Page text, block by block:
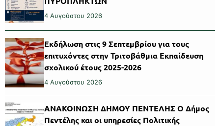
4 Αυγούστου 2026
Εκδήλωση στις 9 Σεπτεμβρίου για τους
επιτυχόντες στην Τριτοβάθμια Εκπαίδευση
σχολικού έτους 2025-2026
4 Αυγούστου 2026
ΑΝΑΚΟΙΝΩΣΗ ΔΗΜΟΥ ΠΕΝΤΕΛΗΣ Ο Δήμος
Πεντέλης και οι υπηρεσίες Πολιτικής